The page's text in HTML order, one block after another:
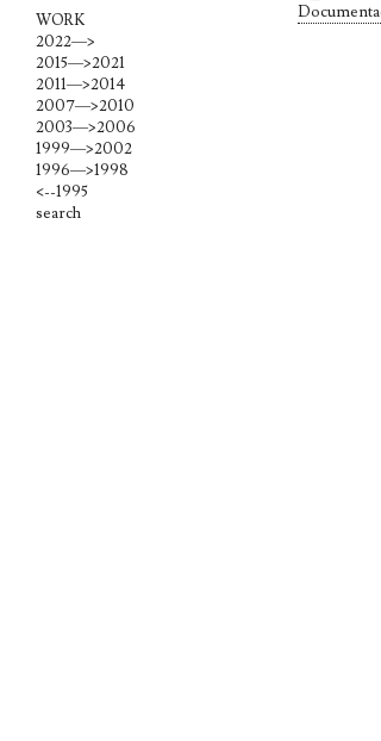
WORK
2022—>
2015—>2021
2011—>2014
2007—>2010
2003—>2006
1999—>2002
1996—>1998
<--1995
search